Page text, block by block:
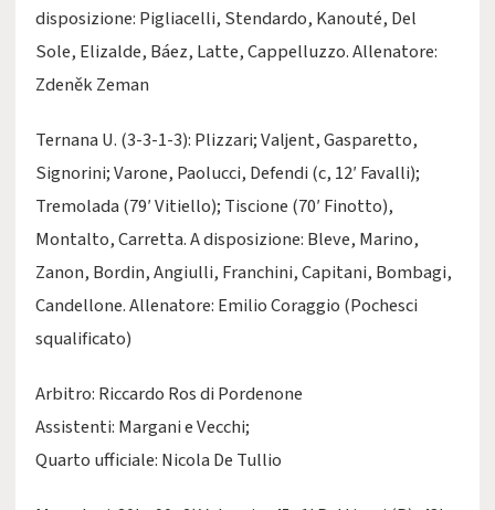
disposizione: Pigliacelli, Stendardo, Kanouté, Del
Sole, Elizalde, Báez, Latte, Cappelluzzo. Allenatore:
Zdeněk Zeman
Ternana U. (3-3-1-3): Plizzari; Valjent, Gasparetto,
Signorini; Varone, Paolucci, Defendi (c, 12′ Favalli);
Tremolada (79′ Vitiello); Tiscione (70′ Finotto),
Montalto, Carretta. A disposizione: Bleve, Marino,
Zanon, Bordin, Angiulli, Franchini, Capitani, Bombagi,
Candellone. Allenatore: Emilio Coraggio (Pochesci
squalificato)
Arbitro: Riccardo Ros di Pordenone
Assistenti: Margani e Vecchi;
Quarto ufficiale: Nicola De Tullio